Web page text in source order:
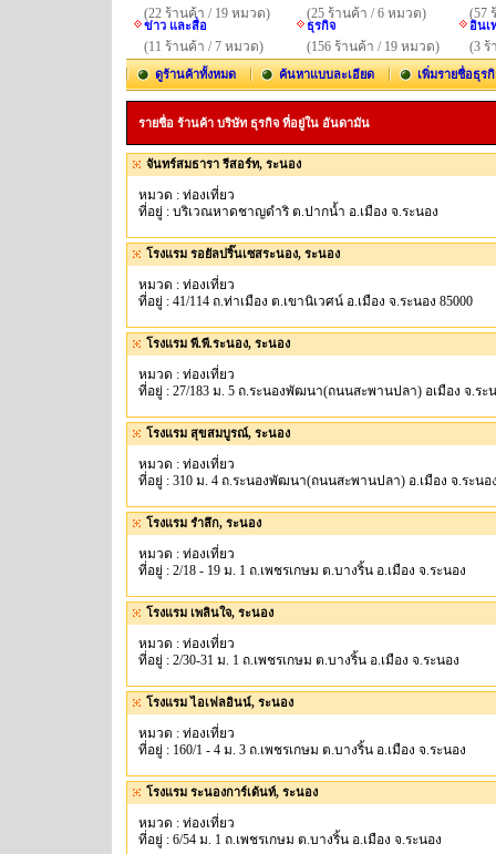
(22 ร้านค้า / 19 หมวด)
ข่าว และสื่อ
(11 ร้านค้า / 7 หมวด)
(25 ร้านค้า / 6 หมวด)
ธุรกิจ
(156 ร้านค้า / 19 หมวด)
(57
อินเ
(3 ร้
ดูร้านค้าทั้งหมด ค้นหาแบบละเอียด เพิ่มรายชื่อธุร
รายชื่อ ร้านค้า บริษัท ธุรกิจ ที่อยู่ใน อันดามัน
จันทร์สมธารา รีสอร์ท, ระนอง
หมวด : ท่องเที่ยว
ที่อยู่ : บริเวณหาดชาญดำริ ต.ปากน้ำ อ.เมือง จ.ระนอง
โรงแรม รอยัลปริ๊นเซสระนอง, ระนอง
หมวด : ท่องเที่ยว
ที่อยู่ : 41/114 ถ.ท่าเมือง ต.เขานิเวศน์ อ.เมือง จ.ระนอง 85000
โรงแรม พี.พี.ระนอง, ระนอง
หมวด : ท่องเที่ยว
ที่อยู่ : 27/183 ม. 5 ถ.ระนองพัฒนา(ถนนสะพานปลา) อเมือง จ.ระ
โรงแรม สุขสมบูรณ์, ระนอง
หมวด : ท่องเที่ยว
ที่อยู่ : 310 ม. 4 ถ.ระนองพัฒนา(ถนนสะพานปลา) อ.เมือง จ.ระนอ
โรงแรม รำลึก, ระนอง
หมวด : ท่องเที่ยว
ที่อยู่ : 2/18 - 19 ม. 1 ถ.เพชรเกษม ต.บางริ้น อ.เมือง จ.ระนอง
โรงแรม เพลินใจ, ระนอง
หมวด : ท่องเที่ยว
ที่อยู่ : 2/30-31 ม. 1 ถ.เพชรเกษม ต.บางริ้น อ.เมือง จ.ระนอง
โรงแรม ไอเฟลอินน์, ระนอง
หมวด : ท่องเที่ยว
ที่อยู่ : 160/1 - 4 ม. 3 ถ.เพชรเกษม ต.บางริ้น อ.เมือง จ.ระนอง
โรงแรม ระนองการ์เด้นท์, ระนอง
หมวด : ท่องเที่ยว
ที่อยู่ : 6/54 ม. 1 ถ.เพชรเกษม ต.บางริ้น อ.เมือง จ.ระนอง